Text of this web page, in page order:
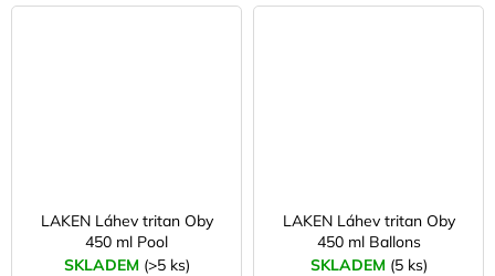
LAKEN Láhev tritan Oby
450 ml Pool
SKLADEM (>5 ks)
LAKEN Láhev tritan Oby
450 ml Ballons
SKLADEM (5 ks)